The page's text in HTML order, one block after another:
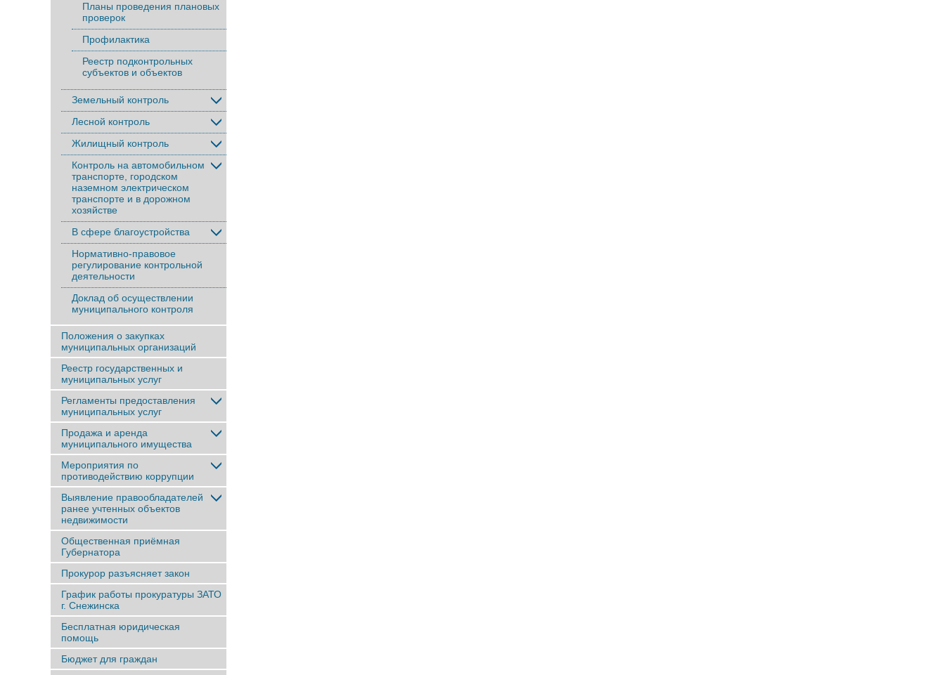
Планы проведения плановых
проверок
Профилактика
Реестр подконтрольных
субъектов и объектов
Земельный контроль
Лесной контроль
Жилищный контроль
Контроль на автомобильном
транспорте, городском
наземном электрическом
транспорте и в дорожном
хозяйстве
В сфере благоустройства
Нормативно-правовое
регулирование контрольной
деятельности
Доклад об осуществлении
муниципального контроля
Положения о закупках
муниципальных организаций
Реестр государственных и
муниципальных услуг
Регламенты предоставления
муниципальных услуг
Продажа и аренда
муниципального имущества
Мероприятия по
противодействию коррупции
Выявление правообладателей
ранее учтенныx объектов
недвижимости
Общественная приёмная
Губернатора
Прокурор разъясняет закон
График работы прокуратуры ЗАТО
г. Снежинска
Бесплатная юридическая
помощь
Бюджет для граждан